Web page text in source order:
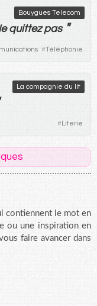
Bouygues Telecom
quittez pas "
#Téléphonie
La compagnie du lit
#Literie
contiennent le mot en
ou une inspiration en
faire avancer dans